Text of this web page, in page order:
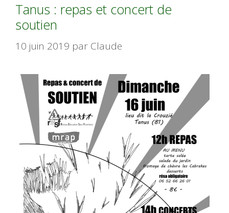
Tanus : repas et concert de
soutien
10 juin 2019 par Claude